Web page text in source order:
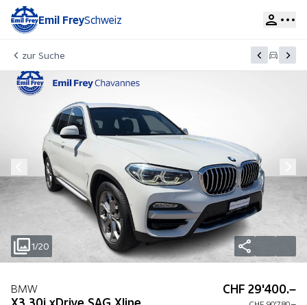
Emil FreySchweiz
zur Suche
1/20
BMW CHF 29'400.–